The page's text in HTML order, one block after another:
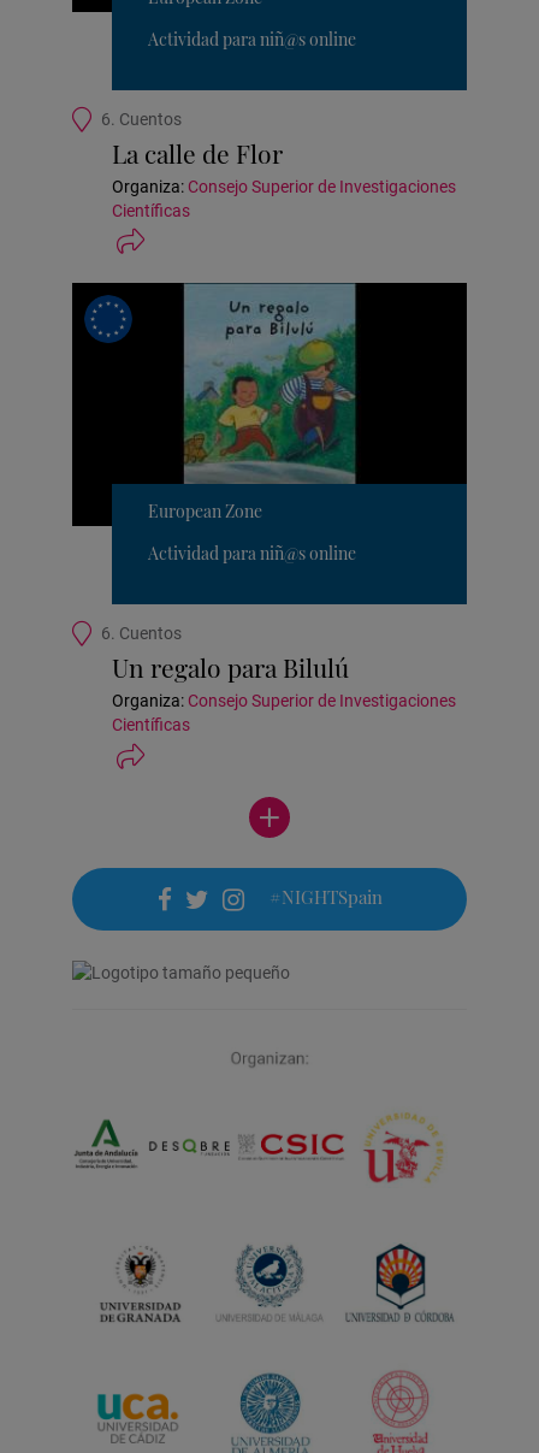
Actividad para niñ@s online
Ubicación
actividad
6. Cuentos
La calle de Flor
Organiza: Consejo Superior de Investigaciones
Científicas
European Zone
Actividad para niñ@s online
Ubicación
actividad
6. Cuentos
Un regalo para Bilulú
Organiza: Consejo Superior de Investigaciones
Científicas
Ver
más
facebook
twitter
instagram
#NIGHTSpain